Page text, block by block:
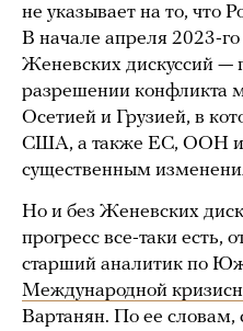
не указывает на то, что
В начале апреля 2023-
Женевских дискуссий —
разрешении
Осетией и Грузией, в
США, а также ЕС, ООН
существенным
Но и без Женевских
прогресс все-таки есть,
старший аналитик по
Международной
Вартанян. По ее словам,